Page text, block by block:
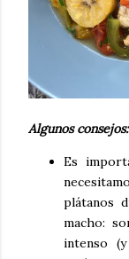
Algunos consejos:
Es
plátanos
macho:
intenso